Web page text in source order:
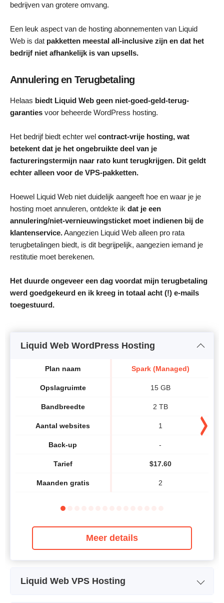
bedrijven van grotere omvang.
Een leuk aspect van de hosting abonnementen van Liquid
Web is dat pakketten meestal all-inclusive zijn en dat het
bedrijf niet afhankelijk is van upsells.
Annulering en Terugbetaling
Helaas biedt Liquid Web geen niet-goed-geld-terug-
garanties voor beheerde WordPress hosting.
Het bedrijf biedt echter wel contract-vrije hosting, wat
betekent dat je het ongebruikte deel van je
factureringstermijn naar rato kunt terugkrijgen. Dit geldt
echter alleen voor de VPS-pakketten.
Hoewel Liquid Web niet duidelijk aangeeft hoe en waar je je
hosting moet annuleren, ontdekte ik dat je een
annulering/niet-vernieuwingsticket moet indienen bij de
klantenservice.Aangezien Liquid Web alleen pro rata
terugbetalingen biedt, is dit begrijpelijk, aangezien iemand je
restitutie moet berekenen.
Het duurde ongeveer een dag voordat mijn terugbetaling
werd goedgekeurd en ik kreeg in totaal acht (!) e-mails
toegestuurd.
Liquid Web WordPress Hosting
Plan naam
Opslagruimte
Bandbreedte
Aantal websites
Back-up
Tarief
Maanden gratis
Spark (Managed)
15 GB
2 TB
1
-
$17.60
2
Meer details
Liquid Web VPS Hosting